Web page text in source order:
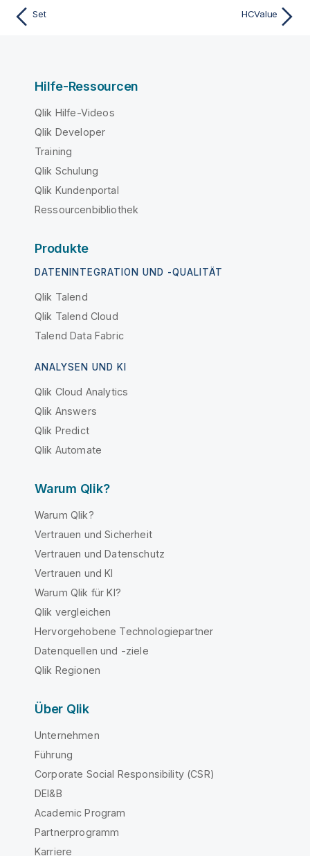
Set HCValue
Hilfe-Ressourcen
Qlik Hilfe-Videos
Qlik Developer
Training
Qlik Schulung
Qlik Kundenportal
Ressourcenbibliothek
Produkte
DATENINTEGRATION UND -QUALITÄT
Qlik Talend
Qlik Talend Cloud
Talend Data Fabric
ANALYSEN UND KI
Qlik Cloud Analytics
Qlik Answers
Qlik Predict
Qlik Automate
Warum Qlik?
Warum Qlik?
Vertrauen und Sicherheit
Vertrauen und Datenschutz
Vertrauen und KI
Warum Qlik für KI?
Qlik vergleichen
Hervorgehobene Technologiepartner
Datenquellen und -ziele
Qlik Regionen
Über Qlik
Unternehmen
Führung
Corporate Social Responsibility (CSR)
DEI&B
Academic Program
Partnerprogramm
Karriere